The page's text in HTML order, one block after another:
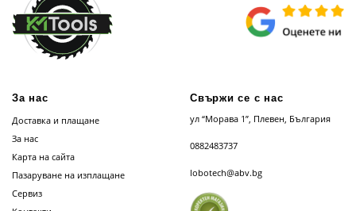
За нас
Доставка и плащане
За нас
Карта на сайта
Пазаруване на изплащане
Сервиз
Свържи се с нас
ул “Морава 1”, Плевен, България
0882483737
lobotech@abv.bg